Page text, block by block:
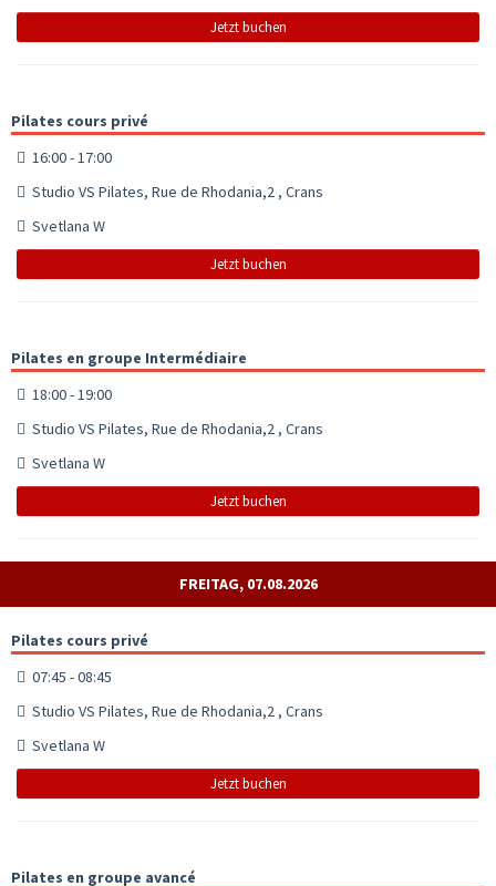
Jetzt buchen
Pilates cours privé
16:00 - 17:00
Studio VS Pilates, Rue de Rhodania,2 , Crans
Svetlana W
Jetzt buchen
Pilates en groupe Intermédiaire
18:00 - 19:00
Studio VS Pilates, Rue de Rhodania,2 , Crans
Svetlana W
Jetzt buchen
FREITAG, 07.08.2026
Pilates cours privé
07:45 - 08:45
Studio VS Pilates, Rue de Rhodania,2 , Crans
Svetlana W
Jetzt buchen
Pilates en groupe avancé